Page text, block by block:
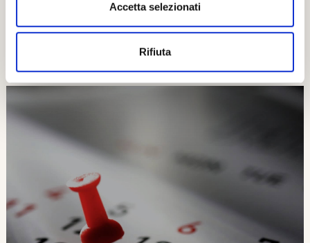
Accetta selezionati
Rifiuta
Esplora